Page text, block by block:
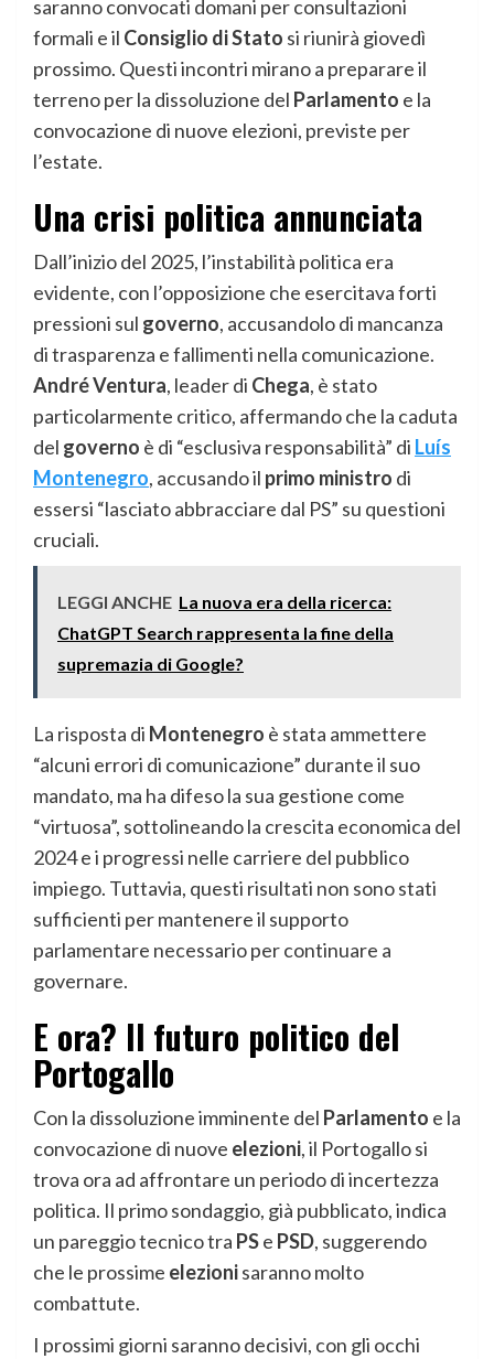
saranno convocati domani per consultazioni
formali e il Consiglio di Stato si riunirà giovedì
prossimo. Questi incontri mirano a preparare il
terreno per la dissoluzione del Parlamento e la
convocazione di nuove elezioni, previste per
l’estate.
Una crisi politica annunciata
Dall’inizio del 2025, l’instabilità politica era
evidente, con l’opposizione che esercitava forti
pressioni sul governo, accusandolo di mancanza
di trasparenza e fallimenti nella comunicazione.
André Ventura, leader di Chega, è stato
particolarmente critico, affermando che la caduta
del governo è di “esclusiva responsabilità” di Luís
Montenegro, accusando il primo ministro di
essersi “lasciato abbracciare dal PS” su questioni
cruciali.
LEGGI ANCHE La nuova era della ricerca:
ChatGPT Search rappresenta la fine della
supremazia di Google?
La risposta di Montenegro è stata ammettere
“alcuni errori di comunicazione” durante il suo
mandato, ma ha difeso la sua gestione come
“virtuosa”, sottolineando la crescita economica del
2024 e i progressi nelle carriere del pubblico
impiego. Tuttavia, questi risultati non sono stati
sufficienti per mantenere il supporto
parlamentare necessario per continuare a
governare.
E ora? Il futuro politico del
Portogallo
Con la dissoluzione imminente del Parlamento e la
convocazione di nuove elezioni, il Portogallo si
trova ora ad affrontare un periodo di incertezza
politica. Il primo sondaggio, già pubblicato, indica
un pareggio tecnico tra PSe PSD, suggerendo
che le prossime elezionisaranno molto
combattute.
I prossimi giorni saranno decisivi, con gli occhi